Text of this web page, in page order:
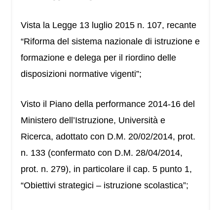
Vista la Legge 13 luglio 2015 n. 107, recante
“Riforma del sistema nazionale di istruzione e
formazione e delega per il riordino delle
disposizioni normative vigenti”;
Visto il Piano della performance 2014-16 del
Ministero dell’Istruzione, Università e
Ricerca, adottato con D.M. 20/02/2014, prot.
n. 133 (confermato con D.M. 28/04/2014,
prot. n. 279), in particolare il cap. 5 punto 1,
“Obiettivi strategici – istruzione scolastica”;